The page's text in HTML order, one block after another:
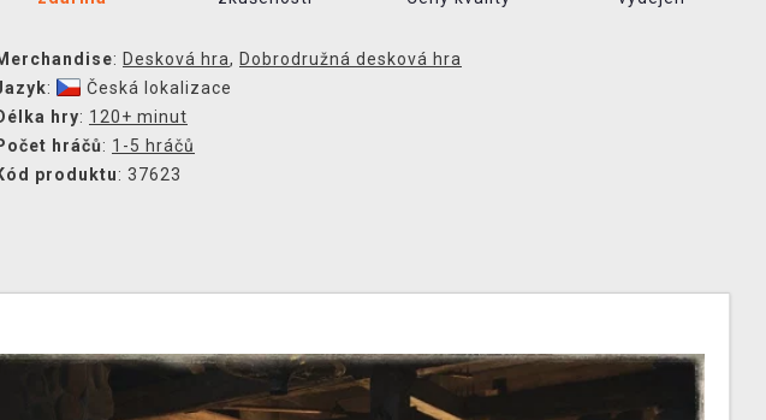
: Desková hra, Dobrodružná desková hra
:
Česká lokalizace
hry: 120+ minut
hráčů: 1-5 hráčů
produktu: 37623